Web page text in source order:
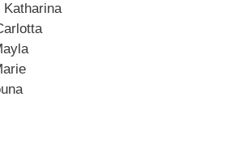
Katharina